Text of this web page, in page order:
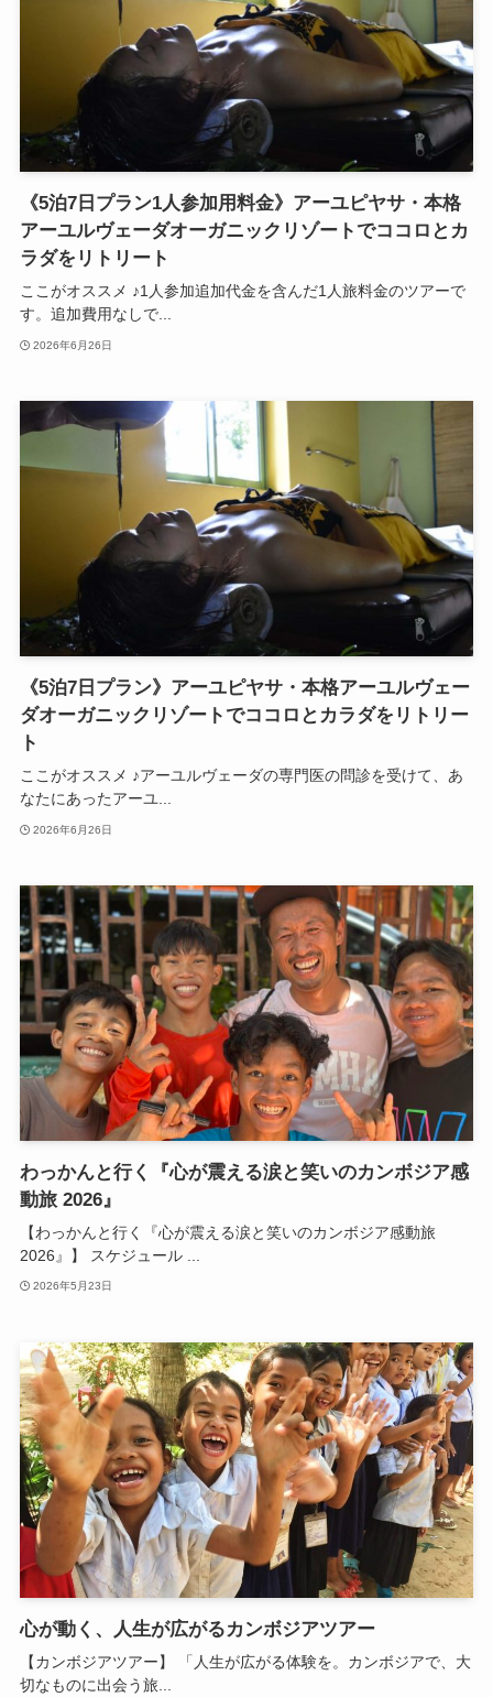
《5泊7日プラン1人参加用料金》アーユピヤサ・本格
アーユルヴェーダオーガニックリゾートでココロとカ
ラダをリトリート
ここがオススメ ♪1人参加追加代金を含んだ1人旅料金のツアーで
す。追加費用なしで...
2026年6月26日
《5泊7日プラン》アーユピヤサ・本格アーユルヴェー
ダオーガニックリゾートでココロとカラダをリトリー
ト
ここがオススメ ♪アーユルヴェーダの専門医の問診を受けて、あ
なたにあったアーユ...
2026年6月26日
わっかんと行く『心が震える涙と笑いのカンボジア感
動旅 2026』
【わっかんと行く『心が震える涙と笑いのカンボジア感動旅
2026』】 スケジュール ...
2026年5月23日
心が動く、人生が広がるカンボジアツアー
【カンボジアツアー】 「人生が広がる体験を。カンボジアで、大
切なものに出会う旅...